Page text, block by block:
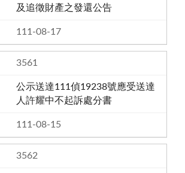
及追徵財產之發還公告
111-08-17
3561
公示送達111偵19238號應受送達
人許耀中不起訴處分書
111-08-15
3562